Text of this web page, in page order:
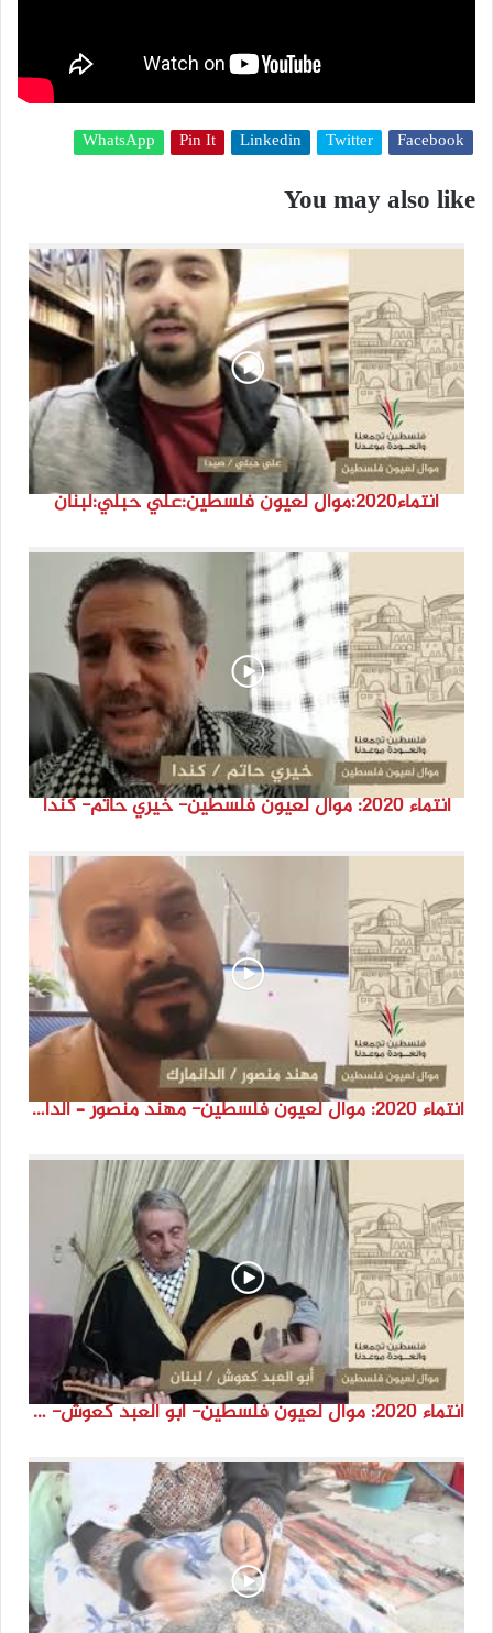
Facebook
Twitter
Linkedin
Pin It
WhatsApp
You may also like
انتماء2020:موال لعيون فلسطين:علي حبلي:لبنان
انتماء 2020: موال لعيون فلسطين- خيري حاتم- كندا
انتماء 2020: موال لعيون فلسطين- مهند منصور – الدانمارك
انتماء 2020: موال لعيون فلسطين- أبو العبد كعوش- لبنان